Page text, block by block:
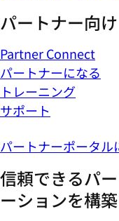
パートナー向け
Partner Connect
パートナーになる
トレーニング
サポート
パートナーポータル
信頼できるパ
ーションを構